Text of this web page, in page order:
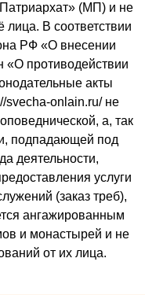
(МП) и не
лица. В соответствии
РФ «О внесении
«О противодействии
акты
svecha-onlain.ru/ не
а, так
подпадающей под
деятельности,
услуги
(заказ треб),
ангажированным
и монастырей и не
от их лица.